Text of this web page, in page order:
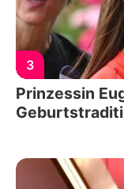
3
Prinzessin